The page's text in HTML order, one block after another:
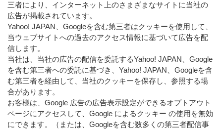
三者により、インターネット上のさまざまなサイトに当社の
広告が掲載されています。
Yahoo! JAPAN、Googleを含む第三者はクッキーを使用して、
当ウェブサイトへの過去のアクセス情報に基づいて広告を配
信します。
当社は、当社の広告の配信を委託するYahoo! JAPAN、Google
を含む第三者への委託に基づき、Yahoo! JAPAN、Googleを含
む第三者を経由して、当社のクッキーを保存し、参照する場
合があります。
お客様は、Google 広告の広告表示設定ができるオプトアウト
ページにアクセスして、Google によるクッキー の使用を無効
にできます。（または、Googleを含む数多くの第三者配信事